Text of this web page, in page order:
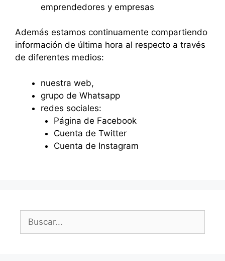
emprendedores y empresas
Además estamos continuamente compartiendo
información de última hora al respecto a través
de diferentes medios:
nuestra web,
grupo de Whatsapp
redes sociales:
Página de Facebook
Cuenta de Twitter
Cuenta de Instagram
Buscar: